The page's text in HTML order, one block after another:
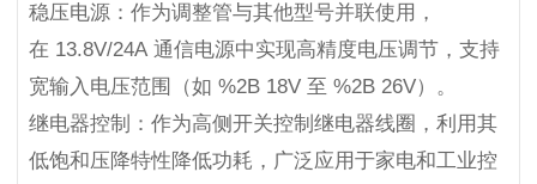
稳压电源：作为调整管与其他型号并联使用，
在 13.8V/24A 通信电源中实现高精度电压调节，支持
宽输入电压范围（如 %2B 18V 至 %2B 26V）。
继电器控制：作为高侧开关控制继电器线圈，利用其
低饱和压降特性降低功耗，广泛应用于家电和工业控